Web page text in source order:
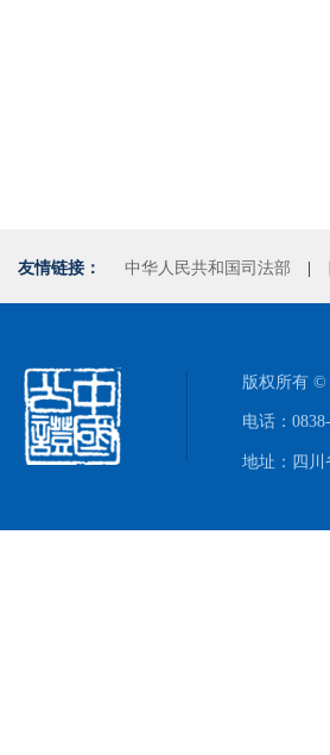
友情链接： 中华人民共和国司法部
版权所有 ©
电话：
地址：四川